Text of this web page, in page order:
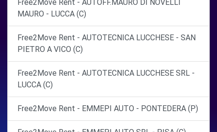
Free2Move Rent - AUTOFF.MAURO DI NOVELLI
MAURO - LUCCA (C)
Free2Move Rent - AUTOTECNICA LUCCHESE - SAN
PIETRO A VICO (C)
Free2Move Rent - AUTOTECNICA LUCCHESE SRL -
LUCCA (C)
Free2Move Rent - EMMEPI AUTO - PONTEDERA (P)